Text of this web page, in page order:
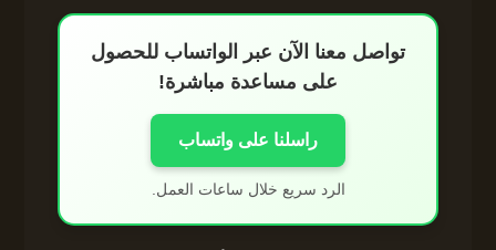
تواصل معنا الآن عبر الواتساب للحصول
على مساعدة مباشرة!
راسلنا على واتساب
الرد سريع خلال ساعات العمل.